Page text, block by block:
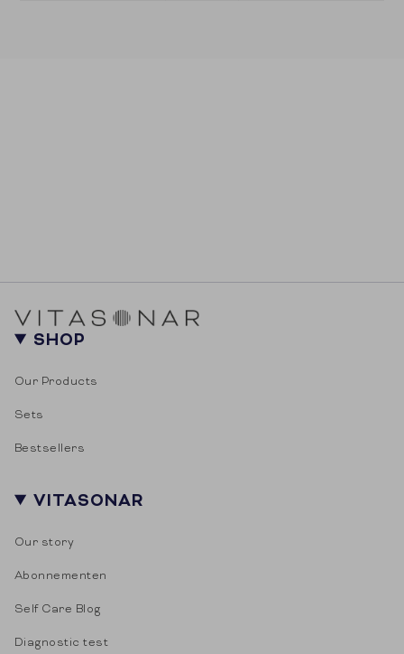
SHOP
Our Products
Sets
Bestsellers
VITASONAR
Our story
Abonnementen
Self Care Blog
Diagnostic test